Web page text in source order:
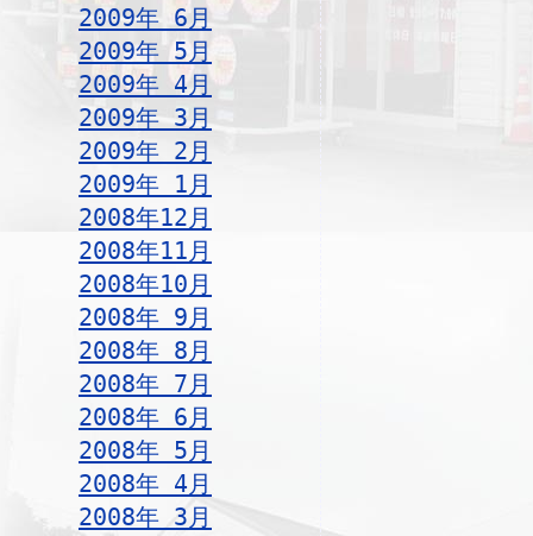
2009年 6月
2009年 5月
2009年 4月
2009年 3月
2009年 2月
2009年 1月
2008年12月
2008年11月
2008年10月
2008年 9月
2008年 8月
2008年 7月
2008年 6月
2008年 5月
2008年 4月
2008年 3月